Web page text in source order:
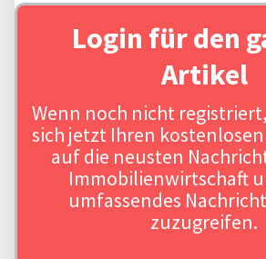
Login für den
Artikel
Wenn noch nicht
sich jetzt Ihren
auf die neusten
Immobilienwirtschaft
umfassendes
zuzugreifen.